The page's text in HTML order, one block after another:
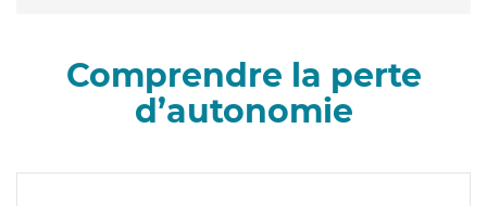
Comprendre la perte
d’autonomie